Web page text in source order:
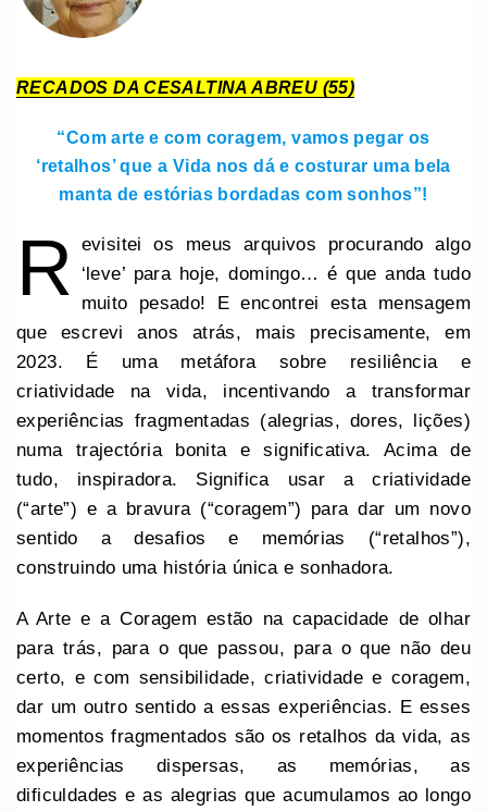
RECADOS DA CESALTINA ABREU (55)
“Com arte e com coragem, vamos pegar os
‘retalhos’ que a Vida nos dá e costurar uma bela
manta de estórias bordadas com sonhos”!
R
evisitei os meus arquivos procurando algo
‘leve’ para hoje, domingo… é que anda tudo
muito pesado! E encontrei esta mensagem
que escrevi anos atrás, mais precisamente, em
2023. É uma metáfora sobre resiliência e
criatividade na vida, incentivando a transformar
experiências fragmentadas (alegrias, dores, lições)
numa trajectória bonita e significativa. Acima de
tudo, inspiradora. Significa usar a criatividade
(“arte”) e a bravura (“coragem”) para dar um novo
sentido a desafios e memórias (“retalhos”),
construindo uma história única e sonhadora.
A Arte e a Coragem estão na capacidade de olhar
para trás, para o que passou, para o que não deu
certo, e com sensibilidade, criatividade e coragem,
dar um outro sentido a essas experiências. E esses
momentos fragmentados são os retalhos da vida, as
experiências dispersas, as memórias, as
dificuldades e as alegrias que acumulamos ao longo